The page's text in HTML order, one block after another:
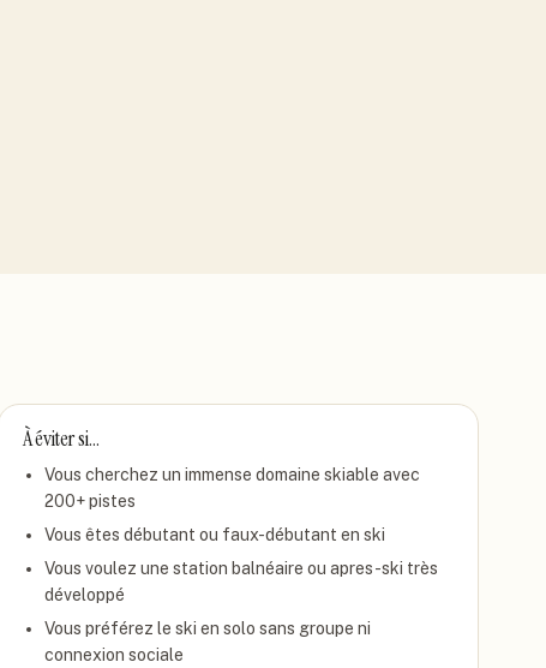
À éviter si…
Vous cherchez un immense domaine skiable avec
200+ pistes
Vous êtes débutant ou faux-débutant en ski
Vous voulez une station balnéaire ou apres-ski très
développé
Vous préférez le ski en solo sans groupe ni
connexion sociale